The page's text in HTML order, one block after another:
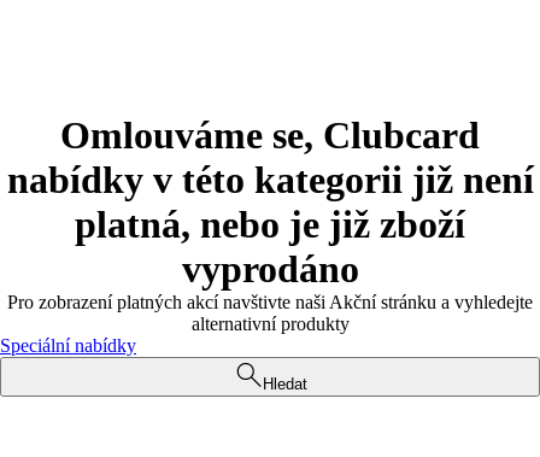
Omlouváme se, Clubcard
nabídky v této kategorii již není
platná, nebo je již zboží
vyprodáno
Pro zobrazení platných akcí navštivte naši Akční stránku a vyhledejte
alternativní produkty
Speciální nabídky
Hledat